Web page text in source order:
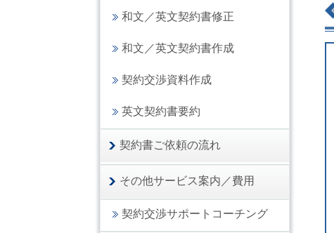
和文／英文契約書修正
和文／英文契約書作成
契約交渉資料作成
英文契約書要約
契約書ご依頼の流れ
その他サービス案内／費用
契約交渉サポートコーチング